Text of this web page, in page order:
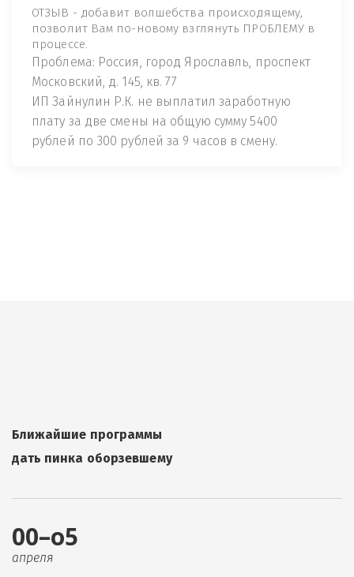
ОТЗЫВ - добавит волшебства происходящему,
позволит Вам по-новому взглянуть ПРОБЛЕМУ в
процессе.
Проблема: Россия, город Ярославль, проспект
Московский, д. 145, кв. 77
ИП Зайнулин Р.К. не выплатил заработную
плату за две смены на общую сумму 5400
рублей по 300 рублей за 9 часов в смену.
Ближайшие программы
дать пинка оборзевшему
00–о5
апреля